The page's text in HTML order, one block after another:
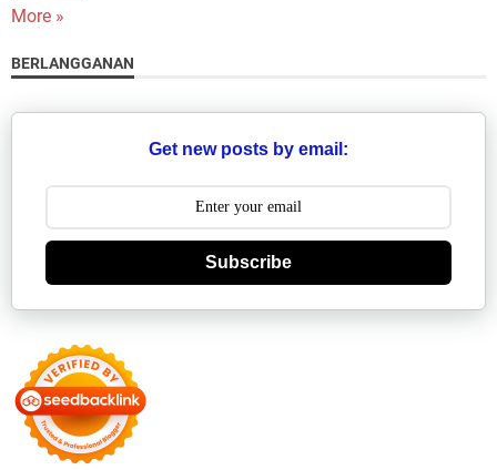
More »
BERLANGGANAN
Get new posts by email:
Subscribe